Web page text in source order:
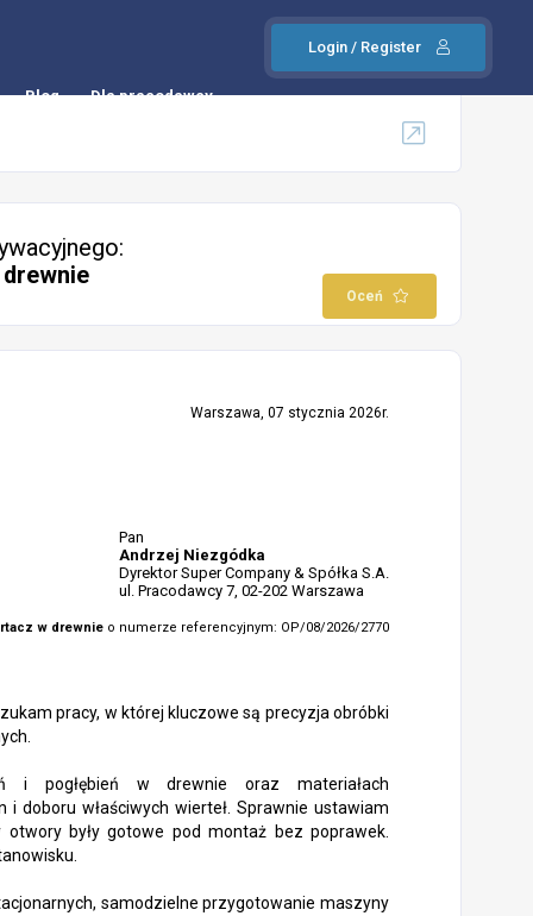
Login / Register
Blog Dla pracodawcy
Oceń
Warszawa, 07 stycznia 2026r.
Pan
Andrzej Niezgódka
Dyrektor Super Company & Spółka S.A.
ul. Pracodawcy 7, 02-202 Warszawa
w drewnie o numerze referencyjnym: OP/08/2026/2770
pracy, w której kluczowe są precyzja obróbki
i pogłębień w drewnie oraz materiałach
doboru właściwych wierteł. Sprawnie ustawiam
były gotowe pod montaż bez poprawek.
samodzielne przygotowanie maszyny